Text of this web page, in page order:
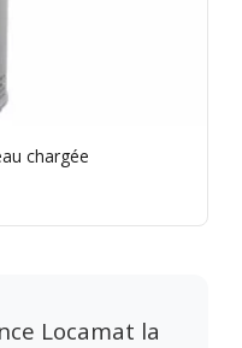
chargée
Locamat la